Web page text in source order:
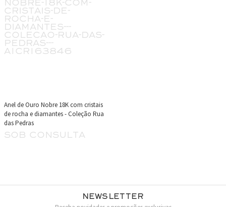
Anel de Ouro Nobre 18K com cristais
de rocha e diamantes - Coleção Rua
das Pedras
sob consulta
Newsletter